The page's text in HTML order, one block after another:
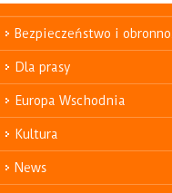
Bezpieczeństwo i
Dla prasy
Europa Wschodnia
Kultura
News